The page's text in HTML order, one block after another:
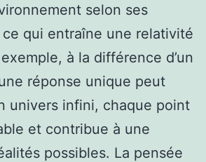
selon ses
qui entraîne une relativité
à la différence d’un
réponse unique peut
univers infini, chaque point
et contribue à une
possibles. La pensée